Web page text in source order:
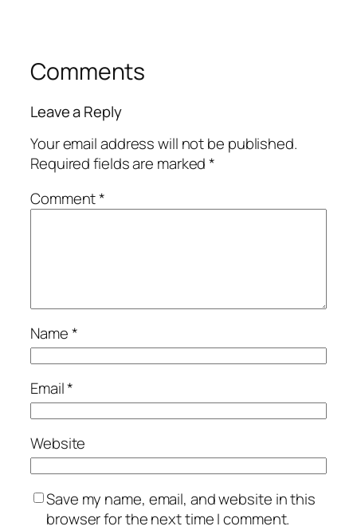
Comments
Leave a Reply
Your email address will not be published.
Required fields are marked*
Comment*
Name*
Email*
Website
Save my name, email, and website in this
browser for the next time I comment.